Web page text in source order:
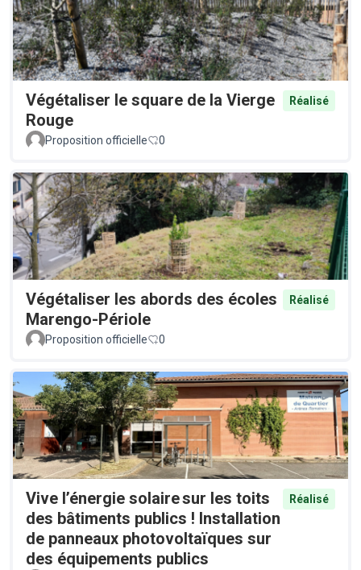
Végétaliser le square de la Vierge
Rouge
Réalisé
Proposition officielle 0
Végétaliser les abords des écoles
Marengo-Périole
Réalisé
Proposition officielle 0
Vive l’énergie solaire sur les toits
des bâtiments publics ! Installation
de panneaux photovoltaïques sur
des équipements publics
Réalisé